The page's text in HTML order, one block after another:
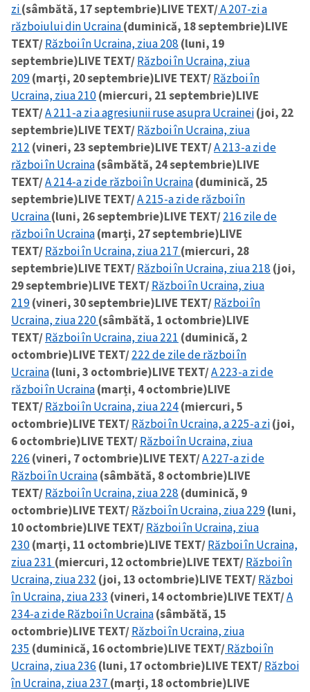
zi(sâmbătă, 17 septembrie)LIVE TEXT/A 207-zi a
războiului din Ucraina(duminică, 18 septembrie)LIVE
TEXT/Război în Ucraina, ziua 208 (luni, 19
septembrie)LIVE TEXT/Război în Ucraina, ziua
209(marți, 20 septembrie)LIVE TEXT/Război în
Ucraina, ziua 210(miercuri, 21 septembrie)LIVE
TEXT/A 211-a zi a agresiunii ruse asupra Ucrainei(joi, 22
septembrie)LIVE TEXT/Război în Ucraina, ziua
212 (vineri, 23 septembrie)LIVE TEXT/A 213-a zi de
război în Ucraina(sâmbătă, 24 septembrie)LIVE
TEXT/A 214-a zi de război în Ucraina(duminică, 25
septembrie)LIVE TEXT/A 215-a zi de război în
Ucraina(luni, 26 septembrie)LIVE TEXT/216 zile de
război în Ucraina(marți, 27 septembrie)LIVE
TEXT/Război în Ucraina, ziua 217 (miercuri, 28
septembrie)LIVE TEXT/Război în Ucraina, ziua 218 (joi,
29 septembrie)LIVE TEXT/Război în Ucraina, ziua
219(vineri, 30 septembrie)LIVE TEXT/Război în
Ucraina, ziua 220(sâmbătă, 1 octombrie)LIVE
TEXT/Război în Ucraina, ziua 221 (duminică, 2
octombrie)LIVE TEXT/222 de zile de război în
Ucraina(luni, 3 octombrie)LIVE TEXT/A 223-a zi de
război în Ucraina(marți, 4 octombrie)LIVE
TEXT/Război în Ucraina, ziua 224(miercuri, 5
octombrie)LIVE TEXT/Război în Ucraina, a 225-a zi(joi,
6 octombrie)LIVE TEXT/Război în Ucraina, ziua
226 (vineri, 7 octombrie)LIVE TEXT/A 227-a zi de
Război în Ucraina(sâmbătă, 8 octombrie)LIVE
TEXT/Război în Ucraina, ziua 228 (duminică, 9
octombrie)LIVE TEXT/Război în Ucraina, ziua 229(luni,
10 octombrie)LIVE TEXT/Război în Ucraina, ziua
230(marți, 11 octombrie)LIVE TEXT/Război în Ucraina,
ziua 231 (miercuri, 12 octombrie)LIVE TEXT/Război în
Ucraina, ziua 232 (joi, 13 octombrie)LIVE TEXT/Război
în Ucraina, ziua 233 (vineri, 14 octombrie)LIVE TEXT/A
234-a zi de Război în Ucraina(sâmbătă, 15
octombrie)LIVE TEXT/Război în Ucraina, ziua
235 (duminică, 16 octombrie)LIVE TEXT/Război în
Ucraina, ziua 236 (luni, 17 octombrie)LIVE TEXT/Război
în Ucraina, ziua 237 (marți, 18 octombrie)LIVE